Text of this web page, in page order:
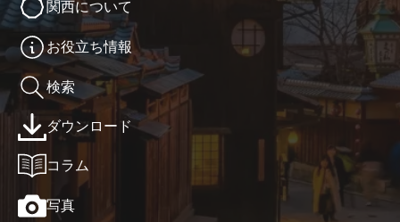
関西について
お役立ち情報
検索
ダウンロード
コラム
写真